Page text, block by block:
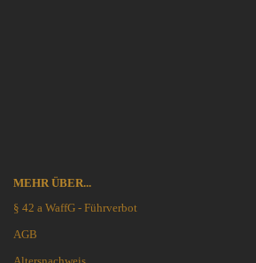
MEHR ÜBER...
§ 42 a WaffG - Führverbot
AGB